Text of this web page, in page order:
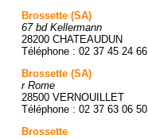
Brossette (SA)
67 bd Kellermann
28200 CHATEAUDUN
Téléphone : 02 37 45 24 66
Brossette (SA)
r Rome
28500 VERNOUILLET
Téléphone : 02 37 63 06 50
Brossette